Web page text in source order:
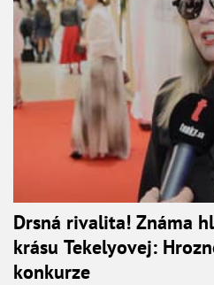
Drsná rivalita! Známa
krásu Tekelyovej:
konkurze